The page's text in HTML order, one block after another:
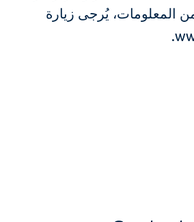
المعلومات، يُرجى زيارة